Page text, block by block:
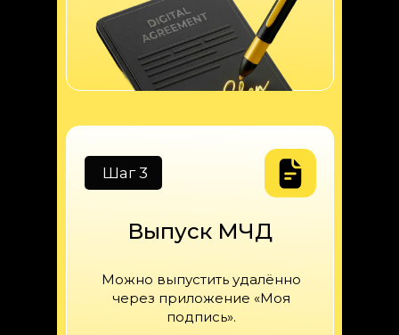
Можно выпустить удалённо
через приложение «Моя
подпись».
Шаг 3
Выпуск МЧД